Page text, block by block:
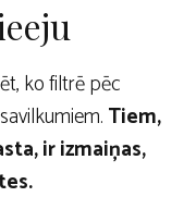
ko filtrē pēc
Tiem,
ir izmaiņas,